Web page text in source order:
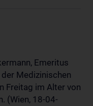
Emeritus
der Medizinischen
Freitag im Alter von
(Wien, 18-04-